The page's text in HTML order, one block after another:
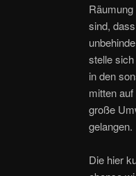
sind,
stelle
in den
mitten
große
gelangen.
Die hier